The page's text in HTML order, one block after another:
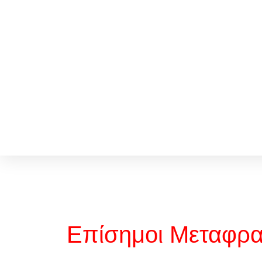
Επίσημοι